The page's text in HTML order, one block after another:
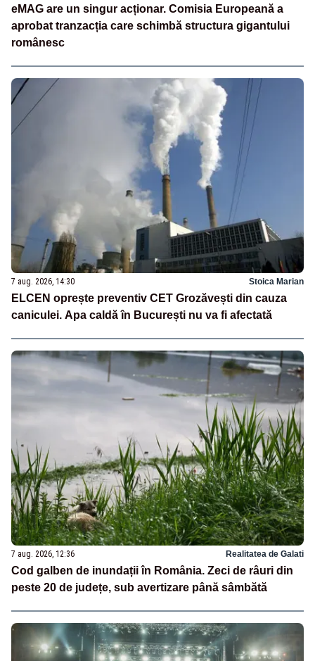
eMAG are un singur acționar. Comisia Europeană a
aprobat tranzacția care schimbă structura gigantului
românesc
7 aug. 2026, 14:30 Stoica Marian
ELCEN oprește preventiv CET Grozăvești din cauza
caniculei. Apa caldă în București nu va fi afectată
7 aug. 2026, 12:36 Realitatea de Galati
Cod galben de inundații în România. Zeci de râuri din
peste 20 de județe, sub avertizare până sâmbătă